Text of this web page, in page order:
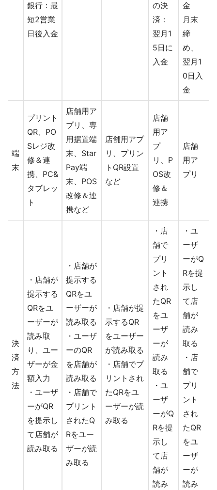
銀行：最
短2営業
日後入金
の決
済：
翌月1
5日に
入金
金
月末
締
め、
翌月1
0日入
金
端
末
プリント
QR、PO
Sレジ改
修＆連
携、PC&
タブレッ
ト
店舗用ア
プリ、専
用据置端
末、Star
Pay端
末、POS
改修＆連
携など
店舗用アプ
リ、プリン
トQR設置
など
店舗
用ア
プ
リ、P
OS改
修＆
連携
店舗
用ア
プリ
決
済
方
法
・店舗が
提示する
QRをユ
ーザーが
読み取
り、ユー
ザーが金
額入力
・ユーザ
ーがQR
を提示し
て店舗が
読み取る
・店舗が
提示する
QRをユ
ーザーが
読み取る
・ユーザ
ーのQR
を店舗が
読み取る
・店舗で
プリント
されたQ
Rをユー
ザーが読
み取る
・店舗が提
示するQR
をユーザー
が読み取る
・店舗でプ
リントされ
たQRをユ
ーザーが読
み取る
・店
舗で
プリ
ント
され
たQR
をユ
ーザ
ーが
読み
取る
・ユ
ーザ
ーがQ
Rを提
示し
て店
舗が
読み
・ユ
ーザ
ーがQ
Rを提
示し
て店
舗が
読み
取る
・店
舗で
プリ
ント
され
たQR
をユ
ーザ
ーが
読み